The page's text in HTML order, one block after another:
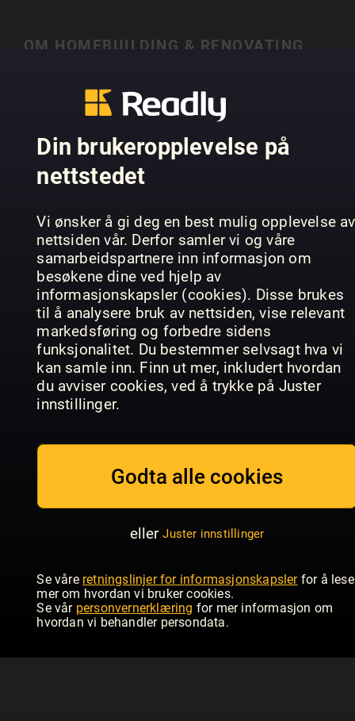
Din brukeropplevelse på
nettstedet
Vi ønsker å gi deg en best mulig opplevelse av
nettsiden vår. Derfor samler vi og våre
samarbeidspartnere inn informasjon om
besøkene dine ved hjelp av
informasjonskapsler (cookies). Disse brukes
til å analysere bruk av nettsiden, vise relevant
markedsføring og forbedre sidens
funksjonalitet. Du bestemmer selvsagt hva vi
kan samle inn. Finn ut mer, inkludert hvordan
du avviser cookies, ved å trykke på Juster
innstillinger.
Godta alle cookies
eller Juster innstillinger
Se våre retningslinjer for informasjonskapslerfor å lese
mer om hvordan vi bruker cookies.
Se vår personvernerklæring for mer informasjon om
hvordan vi behandler persondata.
OM HOMEBUILDING & RENOVATING
selling magazine for new and experienced self-
builders and renovators. Each month you’ll find
case studies of people just like you who have
created their own individual home, with expert
advice on a range of topics, from finding land,
permission and selecting materials.
VIS MER
July/August
Homebuilding & Renovating
Issue 234 | June